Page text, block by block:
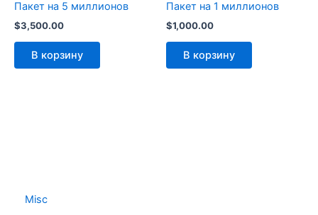
Misc
Пакет на 5 миллионов
$3,500.00
В корзину
Пакет на 1 миллионов
$1,000.00
В корзину